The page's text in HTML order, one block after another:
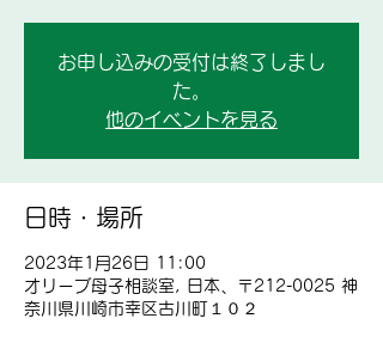
お申し込みの受付は終了しまし
た。
他のイベントを見る
日時・場所
2023年1月26日 11:00
オリーブ母子相談室, 日本、〒212-0025 神
奈川県川崎市幸区古川町１０２